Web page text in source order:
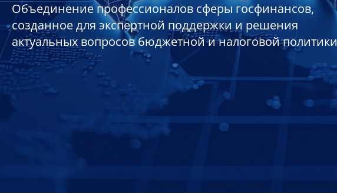
Объединение профессионалов сферы госфинансов,
созданное для экспертной поддержки и решения
актуальных вопросов бюджетной и налоговой политики